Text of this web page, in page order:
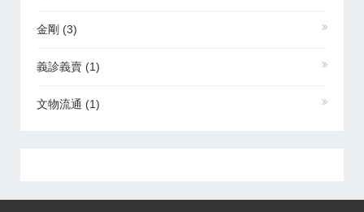
金剛 (3)
義診義賣 (1)
文物流通 (1)